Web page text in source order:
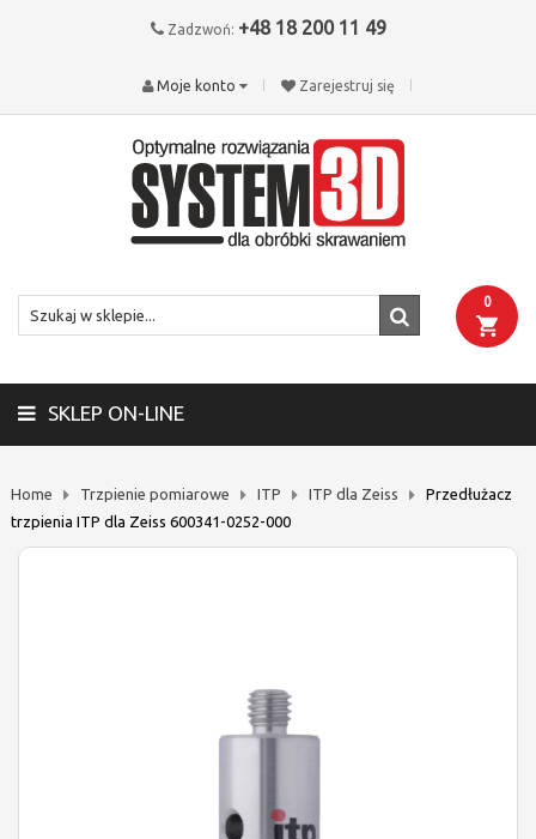
Zadzwoń: +48 18 200 11 49
Zarejestruj się
Moje konto
0
SKLEP ON-LINE
Home Trzpienie pomiarowe ITP ITP dla Zeiss
Przedłużacz
trzpienia ITP dla Zeiss 600341-0252-000